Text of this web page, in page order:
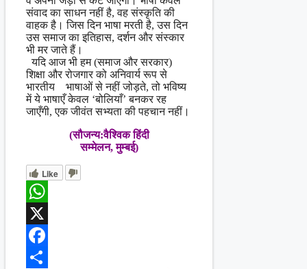
संवाद का साधन नहीं है, वह संस्कृति की
वाहक है। जिस दिन भाषा मरती है, उस दिन
उस समाज का इतिहास, दर्शन और संस्कार
भी मर जाते हैं।
यदि आज भी हम (समाज और सरकार)
शिक्षा और रोजगार को अनिवार्य रूप से
भारतीय भाषाओं से नहीं जोड़ते, तो भविष्य
में ये भाषाएँ केवल ‘बोलियाँ’ बनकर रह
जाएँगी, एक जीवंत सभ्यता की पहचान नहीं।
(सौजन्य:वैश्विक हिंदी
सम्मेलन, मुम्बई)
Like
WhatsApp
X
Facebook